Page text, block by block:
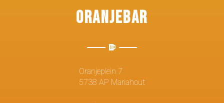
Oranjebar
Oranjeplein 7
5738 AP Mariahout